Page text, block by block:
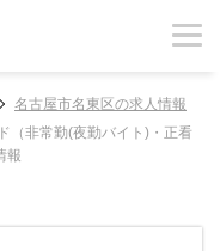
名古屋市名東区の求人情報
（非常勤(夜勤バイト)・正看
報